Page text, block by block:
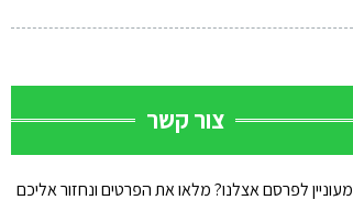
צור קשר
מעוניין לפרסם אצלנו? מלאו את הפרטים ונחזור אליכם